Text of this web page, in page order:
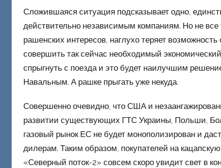
Сложившаяся ситуация подсказывает одно,
действительно независимым компаниям. Но не
рашенских интересов, наглухо теряет
совершить так сейчас необходимый
спрыгнуть с поезда и это будет наилучшим
Навальным. А рашке прыгать уже некуда.
Совершенно очевидно, что США и
развитии существующих ГТС Украины, Польши,
газовый рынок ЕС не будет монополизирован и
дилерам. Таким образом, покупателей на
«Северный поток-2» совсем скоро увидит свет в